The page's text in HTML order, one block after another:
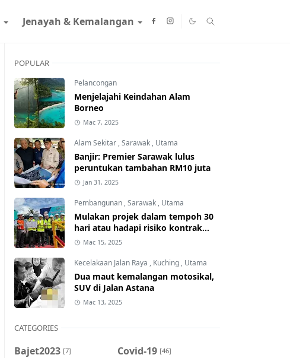
Jenayah & Kemalangan
POPULAR
Pelancongan
Menjelajahi Keindahan Alam
Borneo
Mac 7, 2025
Alam Sekitar ,Sarawak , Utama
Banjir: Premier Sarawak lulus
peruntukan tambahan RM10 juta
Jan 31, 2025
Pembangunan ,Sarawak , Utama
Mulakan projek dalam tempoh 30
hari atau hadapi risiko kontrak
ditamatkan
Mac 15, 2025
Kecelakaan Jalan Raya , Kuching , Utama
Dua maut kemalangan motosikal,
SUV di Jalan Astana
Mac 13, 2025
CATEGORIES
Bajet2023 [7] Covid-19 [46]